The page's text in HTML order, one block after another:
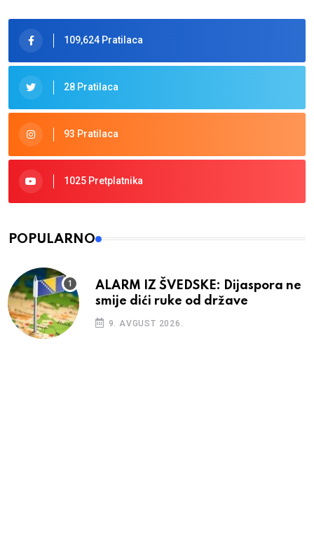
109,624 Pratilaca
28 Pratilaca
93 Pratilaca
1025 Pretplatnika
POPULARNO
ALARM IZ ŠVEDSKE: Dijaspora ne
smije dići ruke od države
9. AVGUST 2026.